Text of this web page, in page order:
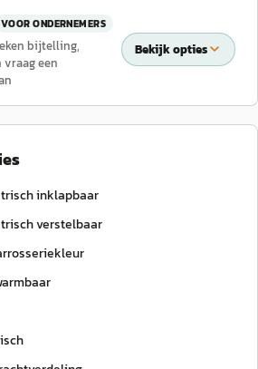
VOOR ONDERNEMERS
bijtelling,
een
Bekijk opties
inklapbaar
verstelbaar